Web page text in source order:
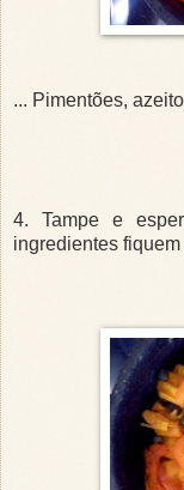
... Pimentões,
4. Tampe e
ingredientes